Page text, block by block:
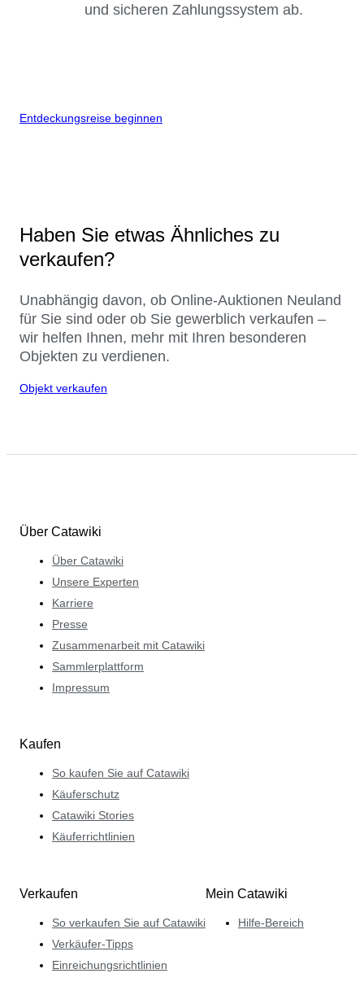
und sicheren Zahlungssystem ab.
Entdeckungsreise beginnen
Haben Sie etwas Ähnliches zu
verkaufen?
Unabhängig davon, ob Online-Auktionen Neuland
für Sie sind oder ob Sie gewerblich verkaufen –
wir helfen Ihnen, mehr mit Ihren besonderen
Objekten zu verdienen.
Objekt verkaufen
Über Catawiki
Über Catawiki
Unsere Experten
Karriere
Presse
Zusammenarbeit mit Catawiki
Sammlerplattform
Impressum
Kaufen
So kaufen Sie auf Catawiki
Käuferschutz
Catawiki Stories
Käuferrichtlinien
Verkaufen
So verkaufen Sie auf Catawiki
Verkäufer-Tipps
Einreichungsrichtlinien
Mein Catawiki
Hilfe-Bereich